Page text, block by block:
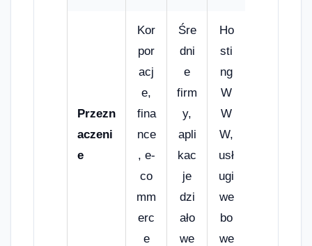
Przezn
aczeni
e
Kor
por
acj
e,
fina
nce
, e-
co
mm
erc
e
Śre
dni
e
firm
y,
apli
kac
je
dzi
ało
we
Ho
sti
ng
W
W
W,
usł
ugi
we
bo
we